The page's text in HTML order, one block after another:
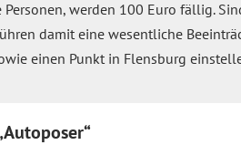
werden 100 Euro fällig.
damit eine wesentliche
einen Punkt in Flensburg